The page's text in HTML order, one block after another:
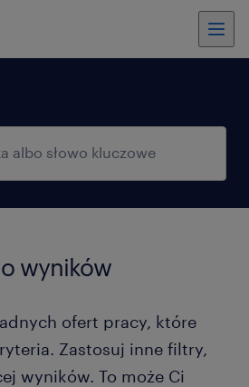
wyników
ofert pracy, które
Zastosuj inne filtry,
wyników. To może Ci